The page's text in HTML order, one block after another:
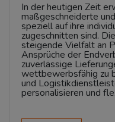
In der heutigen Zeit
maßgeschneiderte
speziell auf ihre
zugeschnitten sind.
steigende Vielfalt an
Ansprüche der
zuverlässige
wettbewerbsfähig zu
und
personalisieren und